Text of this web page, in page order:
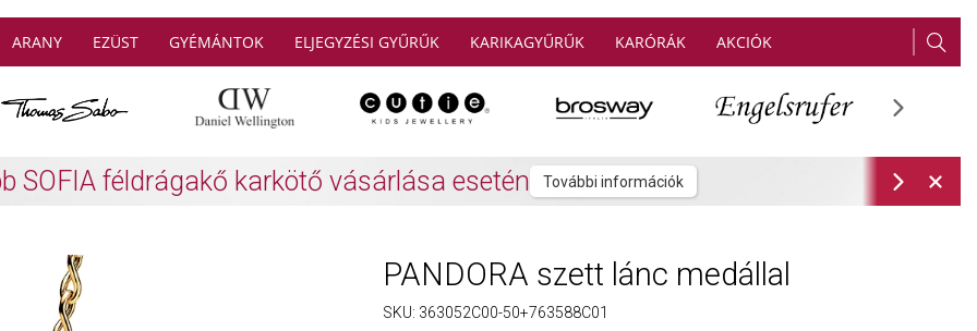
ARANY EZÜST GYÉMÁNTOK ELJEGYZÉSI GYŰRŰK KARIKAGYŰRŰK KARÓRÁK AKCIÓK
SABO: Gyűjtsön és spóroljon További információk
PANDORA szett lánc medállal
SKU: 363052C00-50+763588C01